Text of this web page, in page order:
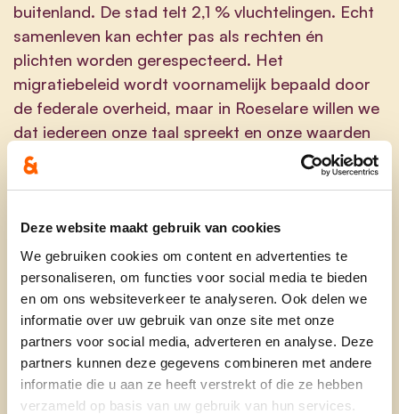
Deze website maakt gebruik van cookies
We gebruiken cookies om content en advertenties te
personaliseren, om functies voor social media te bieden
en om ons websiteverkeer te analyseren. Ook delen we
informatie over uw gebruik van onze site met onze
partners voor social media, adverteren en analyse. Deze
partners kunnen deze gegevens combineren met andere
informatie die u aan ze heeft verstrekt of die ze hebben
verzameld op basis van uw gebruik van hun services.
buitenland. De stad telt 2,1 % vluchtelingen. Echt
samenleven kan echter pas als rechten én
plichten worden gerespecteerd. Het
migratiebeleid wordt voornamelijk bepaald door
de federale overheid, maar in Roeselare willen we
dat iedereen onze taal spreekt en onze waarden
respecteert. Vluchtelingen worden, net als
OCMW-leefloners, naar de arbeidsmarkt
Realisaties
Opening RSL Op Post
Opstart Brugteam Onderwijs
Taalopleiding voor nieuwkomers
Buddywerking